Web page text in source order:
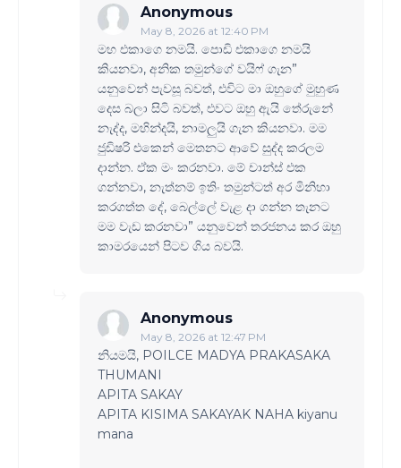
Anonymous
May 8, 2026 at 12:40 PM
මහ එකාගෙ නමයි. පොඩි එකාගෙ නමයි
කියනවා, අනික තමුන්ගේ වයිෆ් ගැන”
යනුවෙන් පැවසූ බවත්, එවිට මා ඔහුගේ මුහුණ
දෙස බලා සිටි බවත්, එවට ඔහු ඇයි තේරුනේ
නැද්ද, මහින්දයි, නාමලුයි ගැන කියනවා. මම
ජුඩිෂරි එකෙන් මෙතනට ආවේ සුද්ද කරලම
දාන්න. ඒක මං කරනවා. මේ චාන්ස් එක
ගන්නවා, නැත්නම් ඉතිං තමුන්ටත් අර මිනිහා
කරගත්ත දේ, බෙල්ලේ වැළ දා ගන්න තැනට
මම වැඩ කරනවා” යනුවෙන් තරජනය කර ඔහු
කාමරයෙන් පිටව ගිය බවයි.
Anonymous
May 8, 2026 at 12:47 PM
නියමයි, POILCE MADYA PRAKASAKA
THUMANI
APITA SAKAY
APITA KISIMA SAKAYAK NAHA kiyanu
mana